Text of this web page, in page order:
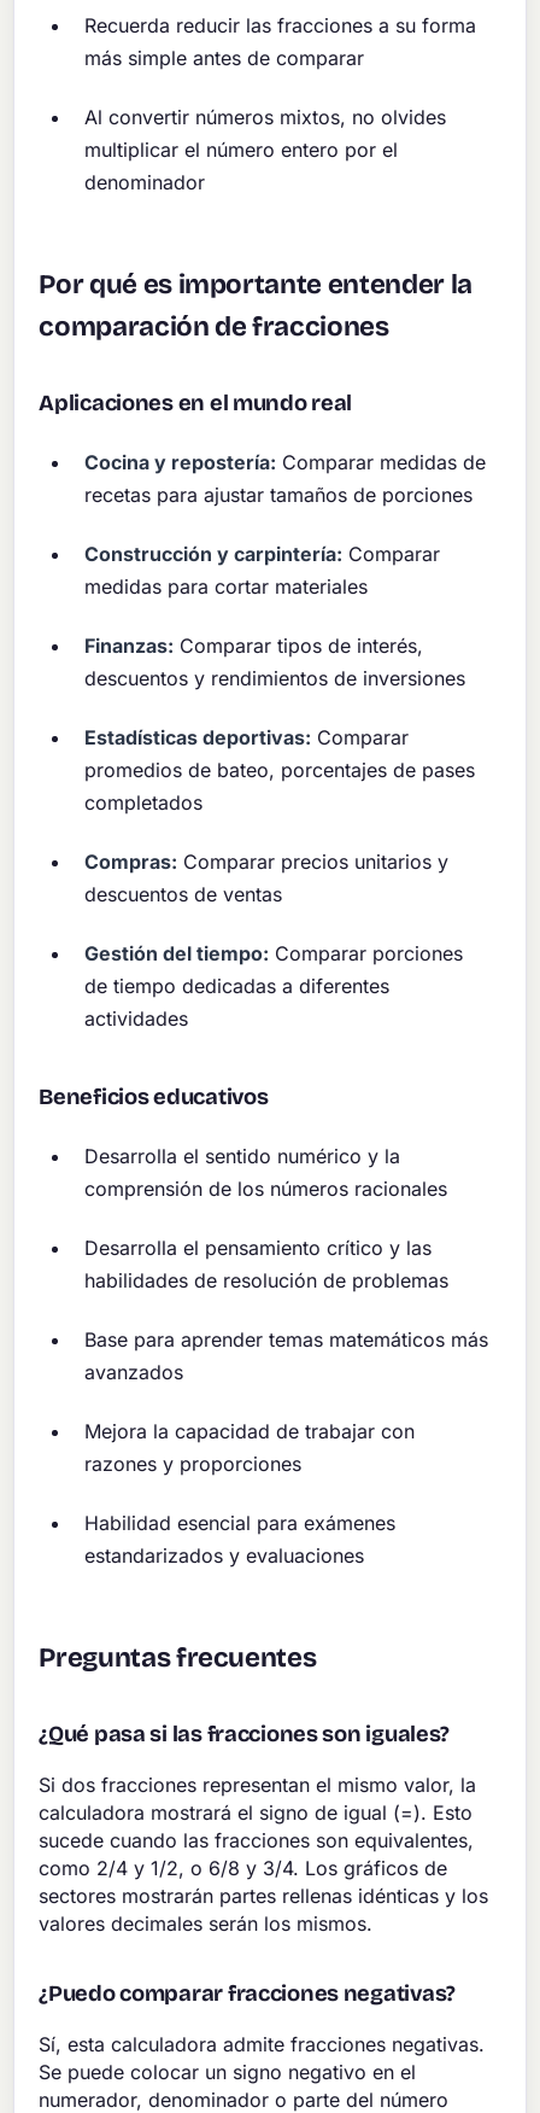
Recuerda reducir las fracciones a su forma
más simple antes de comparar
Al convertir números mixtos, no olvides
multiplicar el número entero por el
denominador
Por qué es importante entender la
comparación de fracciones
Aplicaciones en el mundo real
Cocina y repostería: Comparar medidas de
recetas para ajustar tamaños de porciones
Construcción y carpintería: Comparar
medidas para cortar materiales
Finanzas: Comparar tipos de interés,
descuentos y rendimientos de inversiones
Estadísticas deportivas: Comparar
promedios de bateo, porcentajes de pases
completados
Compras: Comparar precios unitarios y
descuentos de ventas
Gestión del tiempo: Comparar porciones
de tiempo dedicadas a diferentes
actividades
Beneficios educativos
Desarrolla el sentido numérico y la
comprensión de los números racionales
Desarrolla el pensamiento crítico y las
habilidades de resolución de problemas
Base para aprender temas matemáticos más
avanzados
Mejora la capacidad de trabajar con
razones y proporciones
Habilidad esencial para exámenes
estandarizados y evaluaciones
Preguntas frecuentes
¿Qué pasa si las fracciones son iguales?
Si dos fracciones representan el mismo valor, la
calculadora mostrará el signo de igual (=). Esto
sucede cuando las fracciones son equivalentes,
como 2/4 y 1/2, o 6/8 y 3/4. Los gráficos de
sectores mostrarán partes rellenas idénticas y los
valores decimales serán los mismos.
¿Puedo comparar fracciones negativas?
Sí, esta calculadora admite fracciones negativas.
Se puede colocar un signo negativo en el
numerador, denominador o parte del número